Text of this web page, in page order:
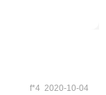
f*4 2020-10-04